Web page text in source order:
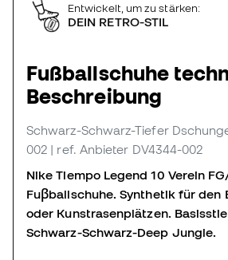
Entwickelt, um zu stärken:
DEIN RETRO-STIL
Fußballschuhe
Beschreibung
Schwarz-Schwarz-Tiefer
002 | ref. Anbieter DV4344-002
Nike Tiempo Legend 10 Verein
Fuβballschuhe. Synthetik für den
oder Kunstrasenplätzen.
Schwarz-Schwarz-Deep Jungle.